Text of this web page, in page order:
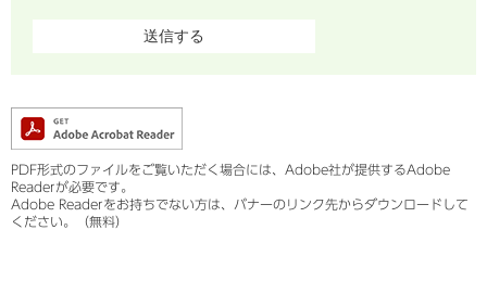
PDF形式のファイルをご覧いただく場合には、Adobe社が提供するAdobe
Readerが必要です。
Adobe Readerをお持ちでない方は、バナーのリンク先からダウンロードして
ください。（無料）